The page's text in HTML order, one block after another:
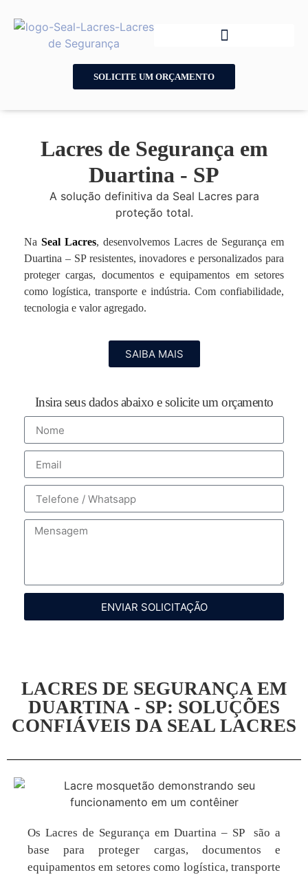
SOLICITE UM ORÇAMENTO
Lacres de Segurança em
Duartina - SP
A solução definitiva da Seal Lacres para
proteção total.
Na Seal Lacres, desenvolvemos Lacres de Segurança em
Duartina – SP resistentes, inovadores e personalizados para
proteger cargas, documentos e equipamentos em setores
como logística, transporte e indústria. Com confiabilidade,
tecnologia e valor agregado.
SAIBA MAIS
Insira seus dados abaixo e solicite um orçamento
ENVIAR SOLICITAÇÃO
LACRES DE SEGURANÇA EM
DUARTINA - SP: SOLUÇÕES
CONFIÁVEIS DA SEAL LACRES
Os Lacres de Segurança em Duartina – SP são a
base para proteger cargas, documentos e
equipamentos em setores como logística, transporte